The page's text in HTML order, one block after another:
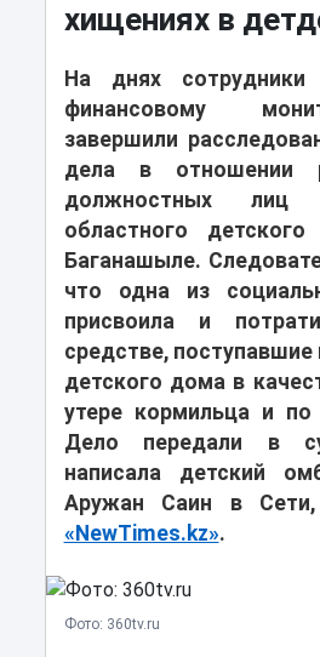
хищениях в
На днях сотрудники
финансовому
завершили
дела в отношении
должностных лиц
областного
Баганашыле.
что одна из
присвоила и
средстве,
детского дома в
утере кормильца и по
Дело передали в
написала детский
Аружан Саин в
«NewTimes.kz».
Фото: 360tv.ru